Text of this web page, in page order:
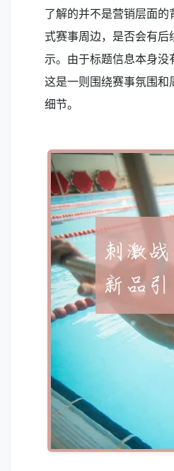
了解的并不是营销层面
式赛事周边，是否会有
示。由于标题信息本身没
这是一则围绕赛事氛围和
细节。